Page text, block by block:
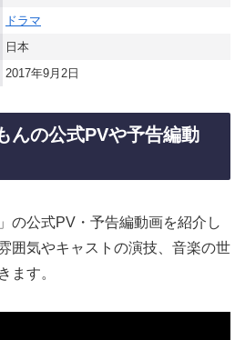
ドラマ
日本
2017年9月2日
んの公式PVや予告編動
の公式PV・予告編動画を紹介し
囲気やキャストの演技、音楽の世
ます。